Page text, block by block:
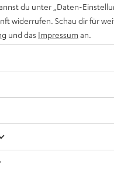
Keinen Store
du unter „Daten-
widerrufen. Schau dir für
und das Impressum an.